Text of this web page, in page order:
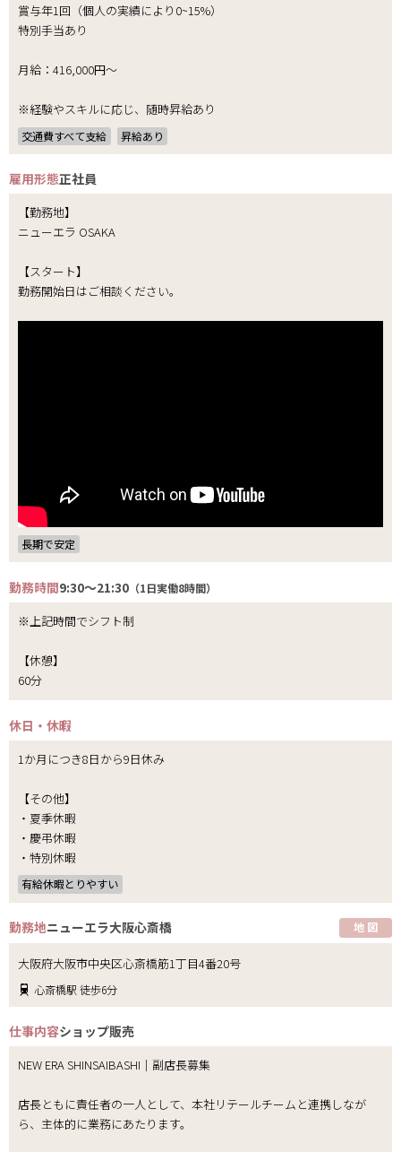
賞与年1回（個人の実績により0~15%）
特別手当あり
月給：416,000円～
※経験やスキルに応じ、随時昇給あり
交通費すべて支給 昇給あり
雇用形態正社員
【勤務地】
ニューエラ OSAKA
【スタート】
勤務開始日はご相談ください。
長期で安定
勤務時間9:30～21:30 （1日実働8時間）
※上記時間でシフト制
【休憩】
60分
休日・休暇
1か月につき8日から9日休み
【その他】
・夏季休暇
・慶弔休暇
・特別休暇
有給休暇とりやすい
勤務地ニューエラ大阪心斎橋 地 図
大阪府大阪市中央区心斎橋筋1丁目4番20号
心斎橋駅 徒歩6分
仕事内容ショップ販売
NEW ERA SHINSAIBASHI｜副店長募集
店長ともに責任者の一人として、本社リテールチームと連携しなが
ら、主体的に業務にあたります。